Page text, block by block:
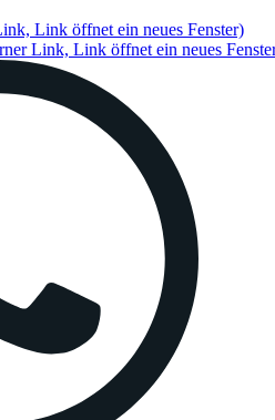
Link öffnet ein neues Fenster)
Link, Link öffnet ein neues